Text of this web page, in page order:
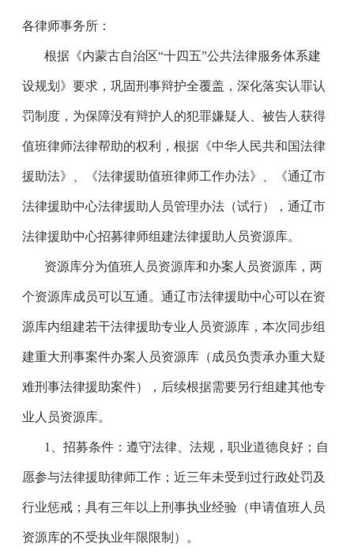
各律师事务所：
根据《内蒙古自治区“十四五”公共法律服务体系建
设规划》要求，巩固刑事辩护全覆盖，深化落实认罪认
罚制度，为保障没有辩护人的犯罪嫌疑人、被告人获得
值班律师法律帮助的权利，根据《中华人民共和国法律
援助法》、《法律援助值班律师工作办法》、《通辽市
法律援助中心法律援助人员管理办法（试行），通辽市
法律援助中心招募律师组建法律援助人员资源库。
资源库分为值班人员资源库和办案人员资源库，两
个资源库成员可以互通。通辽市法律援助中心可以在资
源库内组建若干法律援助专业人员资源库，本次同步组
建重大刑事案件办案人员资源库（成员负责承办重大疑
难刑事法律援助案件），后续根据需要另行组建其他专
业人员资源库。
1、招募条件： 遵守法律、法规，职业道德良好；自
愿参与法律援助律师工作；近三年未受到过行政处罚及
行业惩戒；具有三年以上刑事执业经验（申请值班人员
资源库的不受执业年限限制 ）。